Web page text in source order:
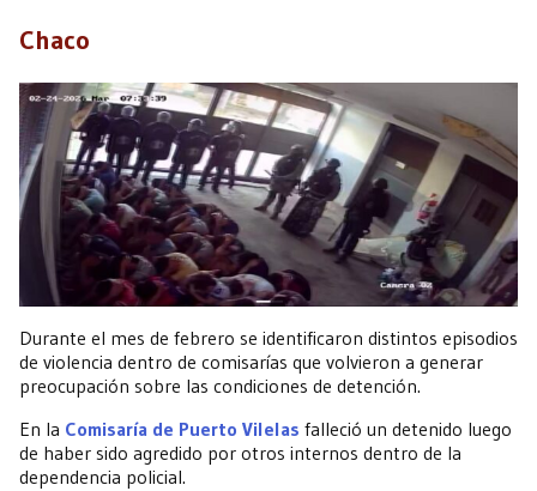
Chaco
Durante el mes de febrero se identificaron distintos episodios
de violencia dentro de comisarías que volvieron a generar
preocupación sobre las condiciones de detención.
En la Comisaría de Puerto Vilelas falleció un detenido luego
de haber sido agredido por otros internos dentro de la
dependencia policial.